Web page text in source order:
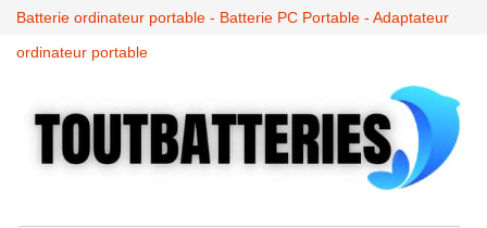
Batterie ordinateur portable - Batterie PC Portable - Adaptateur
ordinateur portable